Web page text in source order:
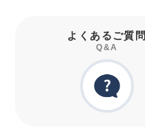
よくあるご質問
Q&A